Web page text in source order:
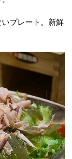
プレート。新鮮